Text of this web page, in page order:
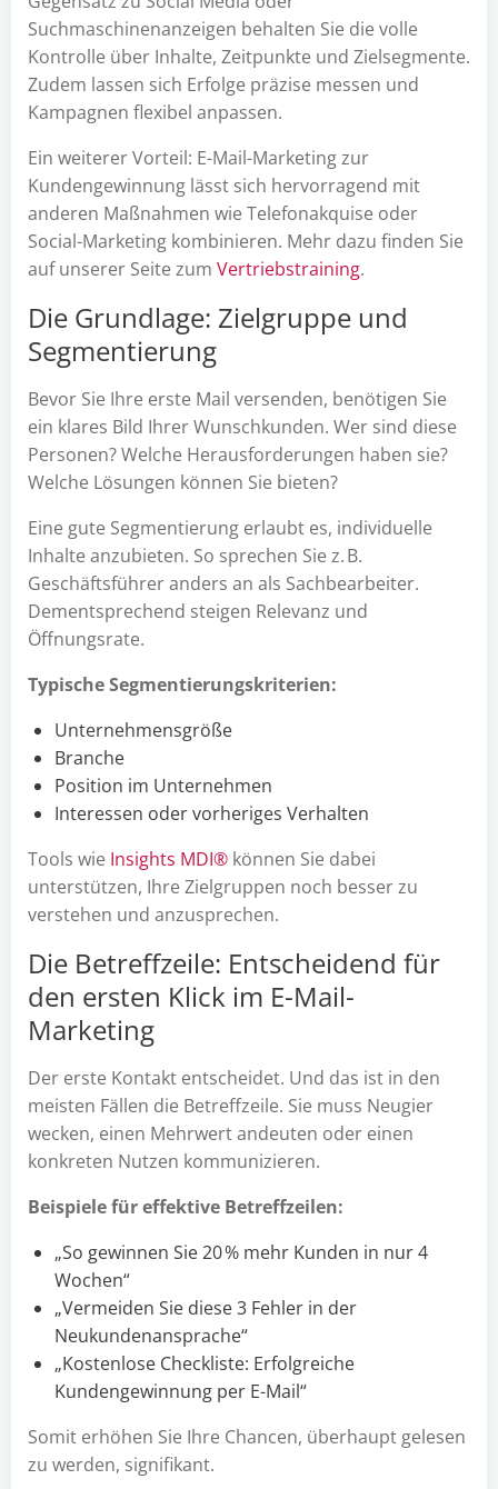
Suchmaschinenanzeigen behalten Sie die volle
Kontrolle über Inhalte, Zeitpunkte und Zielsegmente.
Zudem lassen sich Erfolge präzise messen und
Kampagnen flexibel anpassen.
Ein weiterer Vorteil: E-Mail-Marketing zur
Kundengewinnung lässt sich hervorragend mit
anderen Maßnahmen wie Telefonakquise oder
Social-Marketing kombinieren. Mehr dazu finden Sie
auf unserer Seite zum Vertriebstraining.
Die Grundlage: Zielgruppe und
Segmentierung
Bevor Sie Ihre erste Mail versenden, benötigen Sie
ein klares Bild Ihrer Wunschkunden. Wer sind diese
Personen? Welche Herausforderungen haben sie?
Welche Lösungen können Sie bieten?
Eine gute Segmentierung erlaubt es, individuelle
Inhalte anzubieten. So sprechen Sie z. B.
Geschäftsführer anders an als Sachbearbeiter.
Dementsprechend steigen Relevanz und
Öffnungsrate.
Typische Segmentierungskriterien:
Unternehmensgröße
Branche
Position im Unternehmen
Interessen oder vorheriges Verhalten
Tools wie Insights MDI® können Sie dabei
unterstützen, Ihre Zielgruppen noch besser zu
verstehen und anzusprechen.
Die Betreffzeile: Entscheidend für
den ersten Klick im E-Mail-
Marketing
Der erste Kontakt entscheidet. Und das ist in den
meisten Fällen die Betreffzeile. Sie muss Neugier
wecken, einen Mehrwert andeuten oder einen
konkreten Nutzen kommunizieren.
Beispiele für effektive Betreffzeilen:
„So gewinnen Sie 20 % mehr Kunden in nur 4
Wochen“
„Vermeiden Sie diese 3 Fehler in der
Neukundenansprache“
„Kostenlose Checkliste: Erfolgreiche
Kundengewinnung per E-Mail“
Somit erhöhen Sie Ihre Chancen, überhaupt gelesen
zu werden, signifikant.